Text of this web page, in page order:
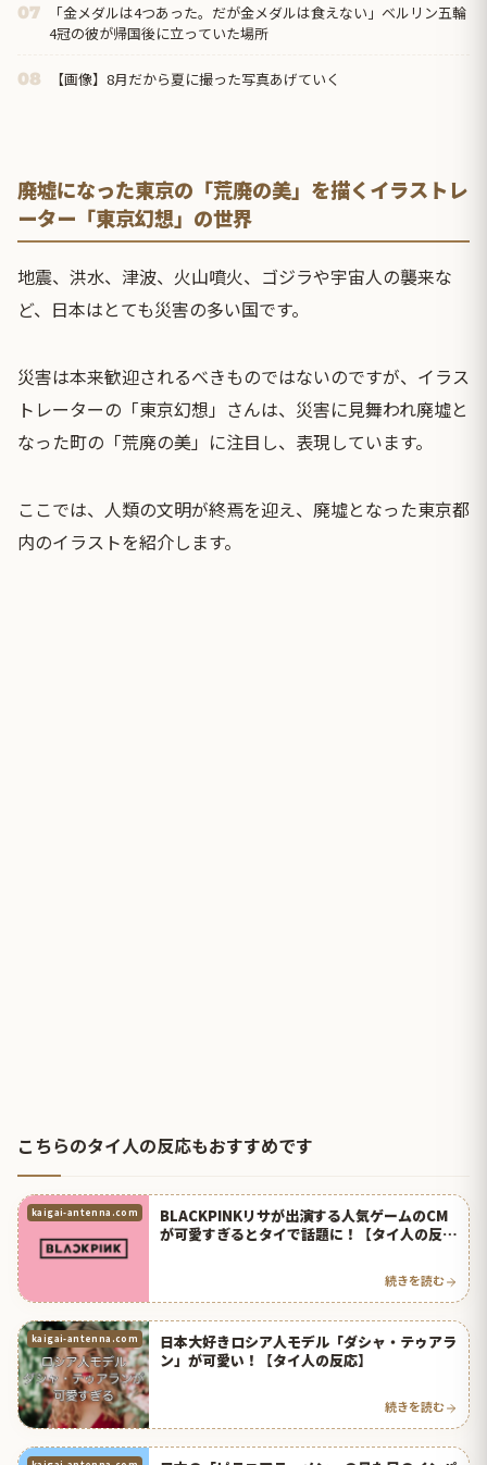
07
「金メダルは4つあった。だが金メダルは食えない」ベルリン五輪
4冠の彼が帰国後に立っていた場所
08 【画像】8月だから夏に撮った写真あげていく
廃墟になった東京の「荒廃の美」を描くイラストレ
ーター「東京幻想」の世界
地震、洪水、津波、火山噴火、ゴジラや宇宙人の襲来な
ど、日本はとても災害の多い国です。
災害は本来歓迎されるべきものではないのですが、イラス
トレーターの「東京幻想」さんは、災害に見舞われ廃墟と
なった町の「荒廃の美」に注目し、表現しています。
ここでは、人類の文明が終焉を迎え、廃墟となった東京都
内のイラストを紹介します。
こちらのタイ人の反応もおすすめです
kaigai-antenna.com
BLACKPINKリサが出演する人気ゲームのCM
が可愛すぎるとタイで話題に！【タイ人の反
続きを読む
kaigai-antenna.com
日本大好きロシア人モデル「ダシャ・テゥアラ
ン」が可愛い！【タイ人の反応】
続きを読む